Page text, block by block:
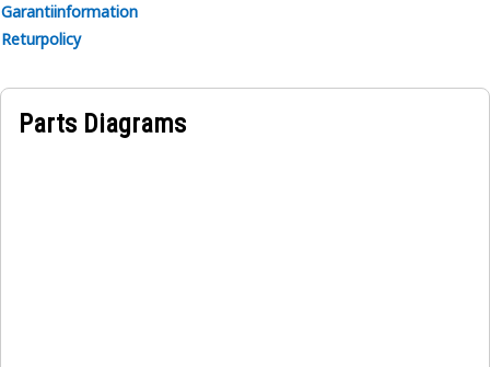
Garantiinformation
Returpolicy
Parts Diagrams